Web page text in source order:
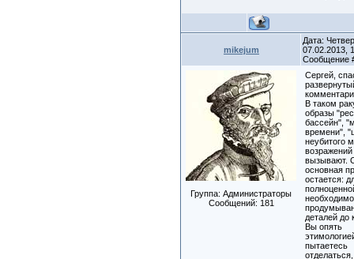
mikejum
Дата:
07.02.2013,
Сообщение
Группа: Администраторы
Сообщений: 181
Сергей,
В таком
образы
бассейн",
времени",
неубитого
вызывают.
основная
остается:
необходимо
деталей до
Вы опять
пытаетесь